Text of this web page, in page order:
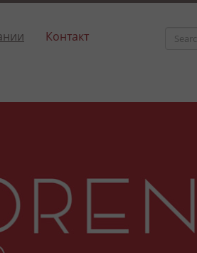
Контакт